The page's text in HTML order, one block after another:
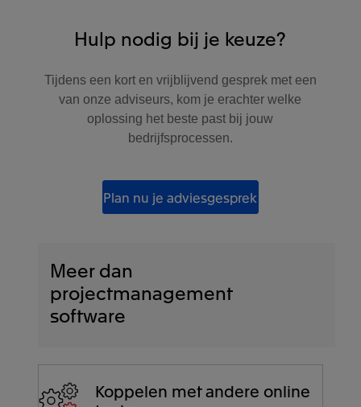
Hulp nodig bij je keuze?
Tijdens een kort en vrijblijvend gesprek met een
van onze adviseurs, kom je erachter welke
oplossing het beste past bij jouw
bedrijfsprocessen.
Plan nu je adviesgesprek
Meer dan
projectmanagement
software
Koppelen met andere online